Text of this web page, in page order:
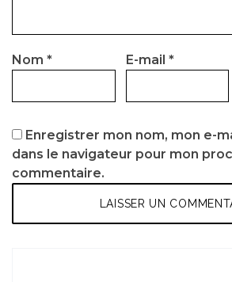
Nom * E-mail *
Enregistrer mon nom, mon e-
dans le navigateur pour mon
commentaire.